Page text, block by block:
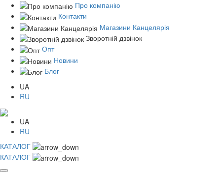
Про компанію
Контакти
Магазини Канцелярія
Зворотній дзвінок
Опт
Новини
Блог
UA
RU
UA
RU
КАТАЛОГ
КАТАЛОГ